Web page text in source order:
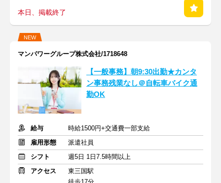
本日、掲載終了
NEW
マンパワーグループ株式会社/1718648
【一般事務】朝9:30出勤★カンタ
ン事務残業なし＠自転車バイク通
勤OK
給与
時給1500円+交通費一部支給
雇用形態
派遣社員
シフト
週5日 1日7.5時間以上
アクセス
東三国駅